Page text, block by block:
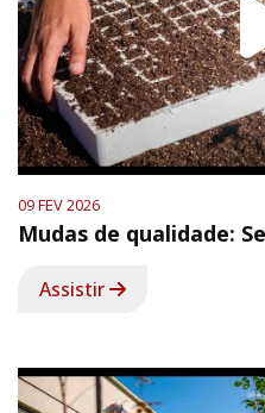
09 FEV 2026
Mudas de qualidade:
Assistir